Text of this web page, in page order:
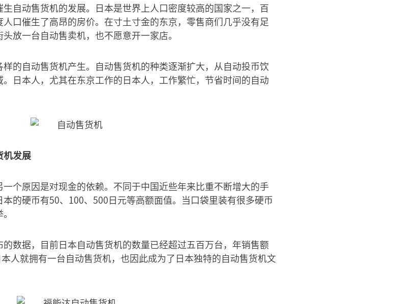
自动售货机的发展。日本是世界上人口密度较高的国家之一，百
口催生了高昂的房价。在寸土寸金的东京，零售商们几乎没有足
放一台自动售卖机，也不愿意开一家店。
的自动售货机产生。自动售货机的种类逐渐扩大，从自动投币饮
日本人，尤其在东京工作的日本人，工作繁忙，节省时间的自动
机发展
个原因是对现金的依赖。不同于中国近些年来比重不断增大的手
的硬币有50、100、500日元等高额面值。当口袋里装有很多硬币
数据，目前日本自动售货机的数量已经超过五百万台，年销售额
人就拥有一台自动售货机，也因此成为了日本独特的自动售货机文